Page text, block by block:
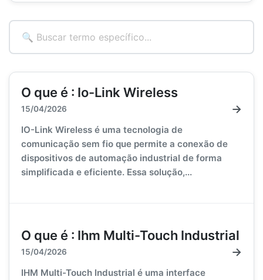
O que é : Io-Link Wireless
15/04/2026 →
IO-Link Wireless é uma tecnologia de
comunicação sem fio que permite a conexão de
dispositivos de automação industrial de forma
simplificada e eficiente. Essa solução,...
O que é : Ihm Multi-Touch Industrial
15/04/2026 →
IHM Multi-Touch Industrial é uma interface